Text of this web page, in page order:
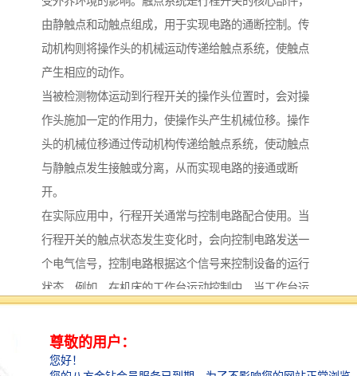
由静触点和动触点组成，用于实现电路的通断控制。传
动机构则将操作头的机械运动传递给触点系统，使触点
产生相应的动作。
当被检测物体运动到行程开关的操作头位置时，会对操
作头施加一定的作用力，使操作头产生机械位移。操作
头的机械位移通过传动机构传递给触点系统，使动触点
与静触点发生接触或分离，从而实现电路的接通或断
开。
在实际应用中，行程开关通常与控制电路配合使用。当
行程开关的触点状态发生变化时，会向控制电路发送一
个电气信号，控制电路根据这个信号来控制设备的运行
状态。例如，在机床的工作台运动控制中，当工作台运
程开关的触点动作，向控制电路发送一个停止信号，控
制电路接收到信号后，会立即控制工作台停止运动，从